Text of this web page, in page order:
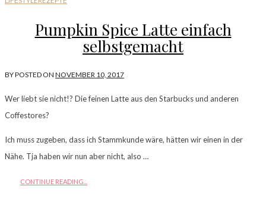
Pumpkin Spice Latte einfach
selbstgemacht
BYPOSTED ON NOVEMBER 10, 2017
Wer liebt sie nicht!? Die feinen Latte aus den Starbucks und anderen
Coffestores?
Ich muss zugeben, dass ich Stammkunde wäre, hätten wir einen in der
Nähe. Tja haben wir nun aber nicht, also …
CONTINUE READING...